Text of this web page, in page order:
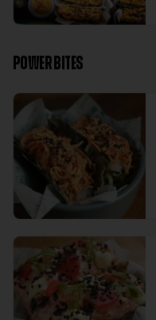
POWER BITES